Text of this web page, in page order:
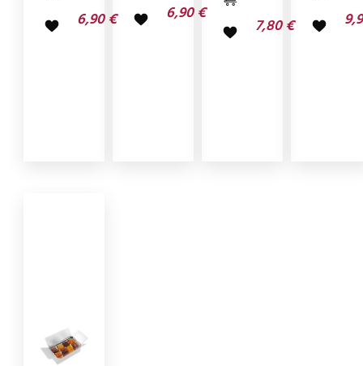
6,90 € 6,90 €
7,80 €